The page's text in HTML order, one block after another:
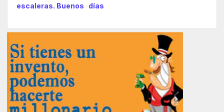
escaleras. Buenos días